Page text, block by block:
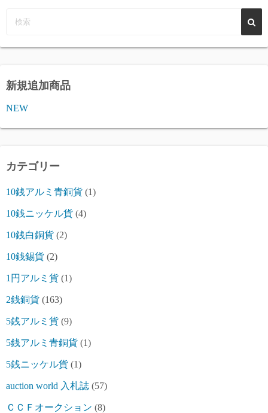
新規追加商品
NEW
カテゴリー
10銭アルミ青銅貨 (1)
10銭ニッケル貨 (4)
10銭白銅貨 (2)
10銭錫貨 (2)
1円アルミ貨 (1)
2銭銅貨 (163)
5銭アルミ貨 (9)
5銭アルミ青銅貨 (1)
5銭ニッケル貨 (1)
auction world 入札誌 (57)
ＣＣＦオークション (8)